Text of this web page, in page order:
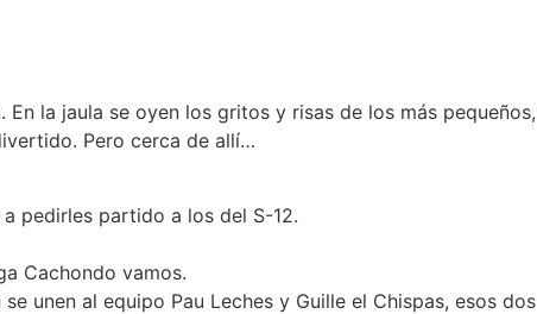
la jaula se oyen los gritos y risas de los más
Pero cerca de allí…
pedirles partido a los del S-12.
Cachondo vamos.
unen al equipo Pau Leches y Guille el Chispas, esos